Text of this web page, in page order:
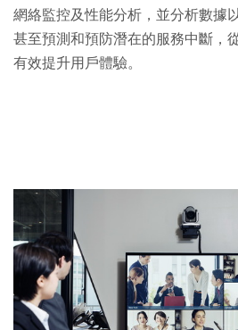
網絡監控及性能分析，並分析數據
甚至預測和預防潛在的服務中斷，
有效提升用戶體驗。